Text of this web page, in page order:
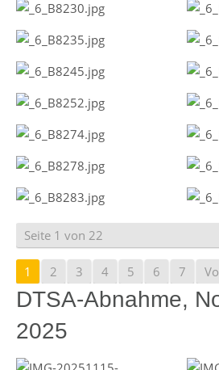
Seite 1 von 22
1 2 3 4 5 6 7
DTSA-Abnahme,
2025